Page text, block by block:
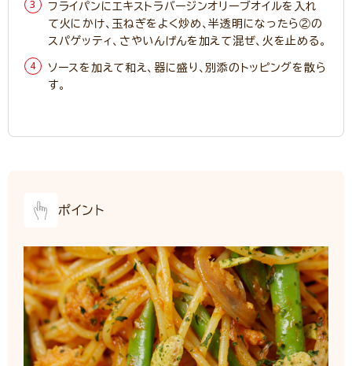
フライパンにエキストラバージンオリーブオイルを入れ
て火にかけ、玉ねぎをよく炒め、半透明になったら②の
スパゲッティ、さやいんげんを加えて混ぜ、火を止める。
ソースを加えて和え、器に盛り、別添のトッピングを散ら
す。
ポイント